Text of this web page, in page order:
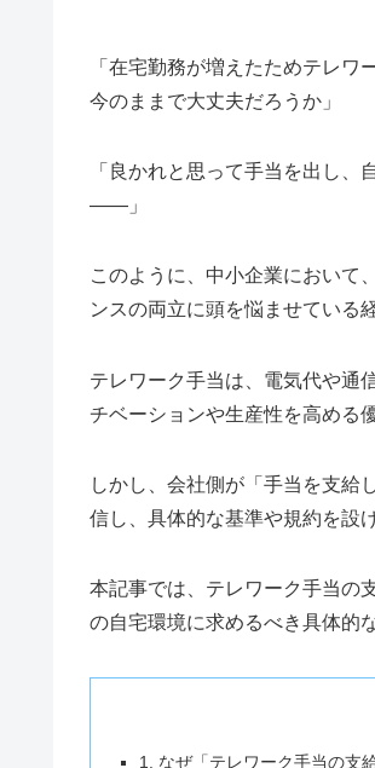
「在宅勤務が増えたためテレ
今のままで大丈夫だろうか」
「良かれと思って手当を出し
――」
このように、中小企業において
ンスの両立に頭を悩ませている
テレワーク手当は、電気代や通
チベーションや生産性を高める
しかし、会社側が「手当を支給
信し、具体的な基準や規約を設
本記事では、テレワーク手当の
の自宅環境に求めるべき具体的
1. なぜ「テレワーク手当の支